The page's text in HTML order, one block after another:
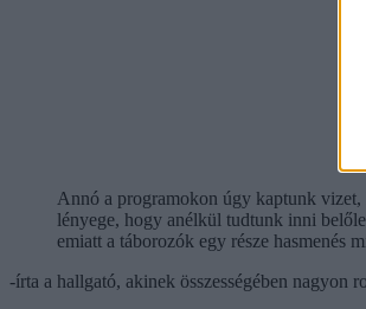
Annó a programokon úgy kaptunk
lényege, hogy anélkül tudtunk inni
emiatt a táborozók egy része hasmenés
-írta a hallgató, akinek összességében nagyon